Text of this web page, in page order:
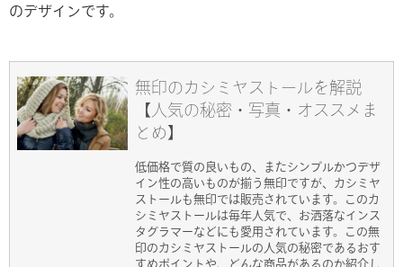
のデザインです。
無印のカシミヤストールを解説
【人気の秘密・写真・オススメま
とめ】
低価格で質の良いもの、またシンプルかつデザ
イン性の高いものが揃う無印ですが、カシミヤ
ストールも無印では販売されています。このカ
シミヤストールは毎年人気で、お洒落なインス
タグラマーなどにも愛用されています。この無
印のカシミヤストールの人気の秘密であるおす
すめポイントや、どんな商品があるのか紹介し